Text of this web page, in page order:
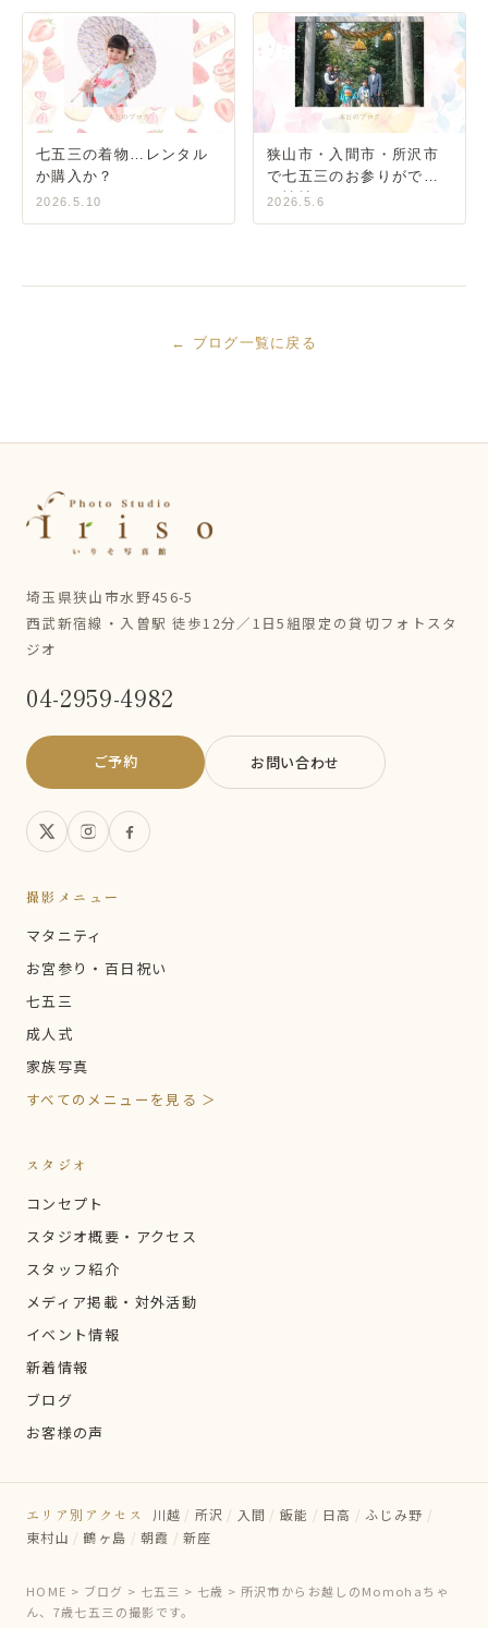
七五三の着物…レンタル
か購入か？
2026.5.10
狭山市・入間市・所沢市
で七五三のお参りができ
る神社
2026.5.6
← ブログ一覧に戻る
埼玉県狭山市水野456-5
西武新宿線・入曽駅 徒歩12分／1日5組限定の貸切フォトスタ
ジオ
04-2959-4982
ご予約 お問い合わせ
撮影メニュー
マタニティ
お宮参り・百日祝い
七五三
成人式
家族写真
すべてのメニューを見る ＞
スタジオ
コンセプト
スタジオ概要・アクセス
スタッフ紹介
メディア掲載・対外活動
イベント情報
新着情報
ブログ
お客様の声
エリア別アクセス 川越 / 所沢 / 入間 / 飯能 / 日高 / ふじみ野 /
東村山 / 鶴ヶ島 / 朝霞 / 新座
HOME > ブログ > 七五三 > 七歳 > 所沢市からお越しのMomohaちゃ
ん、7歳七五三の撮影です。